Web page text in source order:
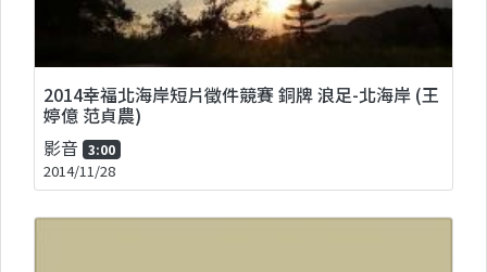
2014幸福北海岸短片徵件競賽 銅牌 浪足-北海岸 (王
婷億 范貞農)
影音 3:00
2014/11/28